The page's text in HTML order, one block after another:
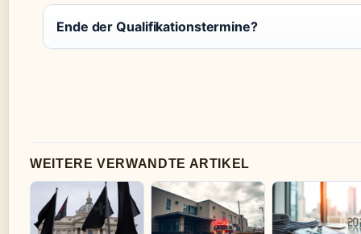
Ende der Qualifikationstermine?
WEITERE VERWANDTE ARTIKEL